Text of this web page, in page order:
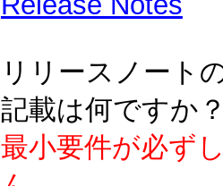
リリースノート
記載は何ですか
最小要件が必ず